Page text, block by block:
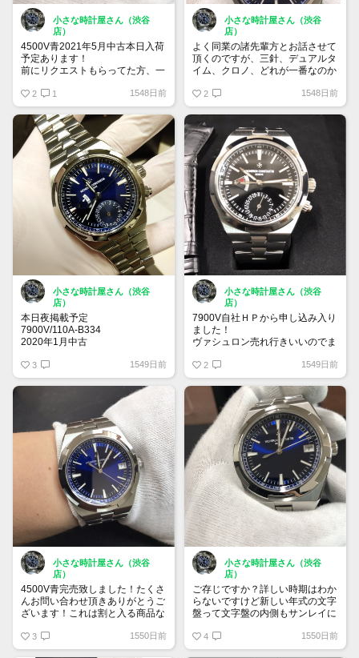
小さな時計屋さん（渋谷
店）
4500V青2021年5月中古本日入荷
予定あります！
前にリクエストもらってた方、一
ち)あと
キラキラウオッチ様も以前リクエ
スト頂いてたのでどうかなあと！
中古なのでアップ遅れるかもで
す！
売価は578万前後を想定しており
ます！宜しくお願い致します！
2 1 1548日前
小さな時計屋さん（渋谷
店）
よく同業の諸先輩方とお話させて
頂くのですが、三針、デュアルタ
イム、クロノ、どれが一番なのか
すよね、でも純粋にカッコいいの
はデュアルとクロノでインダイヤ
ルがサンレイ邪魔してるので一番
好きなのデュアルなんですよね
(担当私見)皆様はどれが好きでし
ょうか！
2 1548日前
小さな時計屋さん（渋谷
店）
本日夜掲載予定
7900V/110A-B334
2020年1月中古
ります！
ご興味ある方は先にお声がけ頂け
ればと思います。宜しくお願い致
3 1549日前
小さな時計屋さん（渋谷
店）
7900V自社ＨＰから申し込み入り
ました！
ヴァシュロン売れ行きいいのでま
2 1549日前
小さな時計屋さん（渋谷
店）
4500V青完売致しました！たくさ
んお問い合わせ頂きありがとうご
ざいます！これは割と入る商品な
ます。
宜しくお願い致します！
3 1550日前
小さな時計屋さん（渋谷
店）
ご存じですか？詳しい時期はわか
らないですけど新しい年式の文字
盤って文字盤の内側もサンレイに
と文字盤の外側しかサンレイにな
ってないです！
4 1550日前